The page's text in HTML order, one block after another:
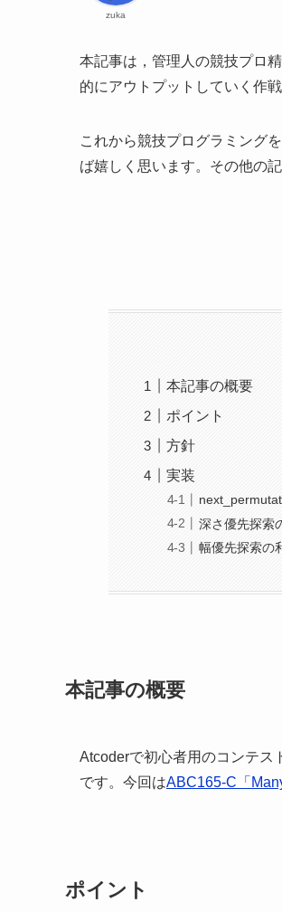
zuka
本記事は，管理人の競技プロ
的にアウトプットしていく作戦
これから競技プログラミング
ば嬉しく思います。その他の
本記事の概要
ポイント
方針
実装
深さ優先探索
幅優先探索の
本記事の概要
Atcoderで初心者用のコンテス
です。今回はABC165-C「
ポイント